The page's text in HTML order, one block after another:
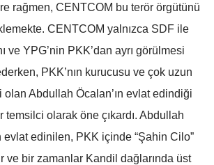
Bayburt
Karaman
Kırıkkale
Şırnak
Bartın
rağmen, CENTCOM bu terör örgütünü
CENTCOM yalnızca SDF ile
ve YPG’nin PKK’dan ayrı görülmesi
PKK’nın kurucusu ve çok uzun
olan Abdullah Öcalan’ın evlat edindiği
temsilci olarak öne çıkardı. Abdullah
evlat edinilen, PKK içinde “Şahin Cilo”
ve bir zamanlar Kandil dağlarında üst